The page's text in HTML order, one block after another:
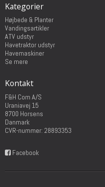
Kategorier
Højbede & Planter
Vandingsartikler
ATV udstyr
Havetraktor udstyr
Havemaskiner
Se mere
Kontakt
F&H Com A/S
Uraniavej 15
8700 Horsens
Danmark
CVR-nummer: 28893353
Facebook